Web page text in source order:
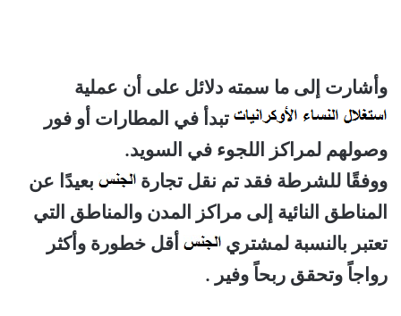
وأشارت إلى ما سمته دلائل على أن عملية
تبدأ في المطارات أو فور
وصولهم لمراكز اللجوء في السويد.
ووفقًا للشرطة فقد تم نقل تجارة
بعيدًا عن
المناطق النائية إلى مراكز المدن والمناطق التي
تعتبر بالنسبة لمشتري
أقل خطورة وأكثر
رواجاً وتحقق ربحاً وفير .